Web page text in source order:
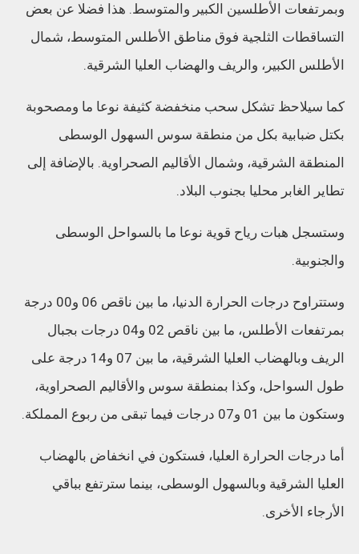
وبمرتفعات الأطلسين الكبير والمتوسط. هذا فضلا عن بعض
التساقطات الثلجية فوق مناطق الأطلس المتوسط، شمال
الأطلس الكبير، والريف والهضاب العليا الشرقية.
كما سيلاحظ تشكل سحب منخفضة كثيفة نوعا ما ومصحوبة
بكتل ضبابية بكل من منطقة سوس السهول الوسطى
المنطقة الشرقية، وشمال الأقاليم الصحراوية. بالإضافة إلى
تطاير الغابر محليا بجنوب البلاد.
وستسجل هبات رياح قوية نوعا ما بالسواحل الوسطى
والجنوبية.
وستتراوح درجات الحرارة الدنيا، ما بين ناقص 06 و00 درجة
بمرتفعات الأطلس، ما بين ناقص 02 و04 درجات بجبال
الريف وبالهضاب العليا الشرقية، ما بين 07 و14 درجة على
طول السواحل، وكذا بمنطقة سوس والأقاليم الصحراوية،
وستكون ما بين 01 و07 درجات فيما تبقى من ربوع المملكة.
أما درجات الحرارة العليا، فستكون في انخفاض بالهضاب
العليا الشرقية وبالسهول الوسطى، بينما سترتفع بباقي
الأرجاء الأخرى.